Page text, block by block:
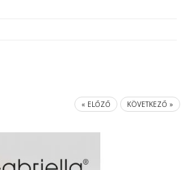
« ELŐZŐ KÖVETKEZŐ »